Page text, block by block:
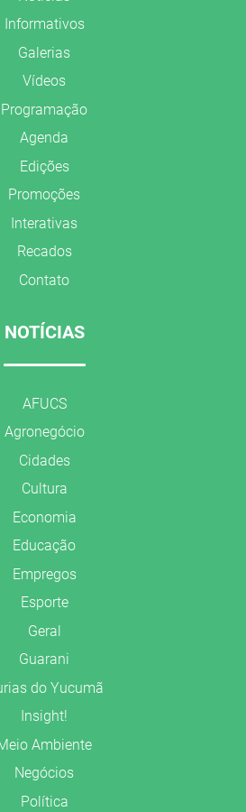
Informativos
Galerias
Vídeos
Programação
Agenda
Edições
Promoções
Interativas
Recados
Contato
NOTÍCIAS
AFUCS
Agronegócio
Cidades
Cultura
Economia
Educação
Empregos
Esporte
Geral
Guarani
do Yucumã
Insight!
Ambiente
Negócios
Política